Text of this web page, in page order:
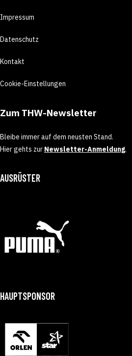
Impressum
Datenschutz
Kontakt
Cookie-Einstellungen
Zum THW-Newsletter
Bleibe immer auf dem neusten Stand.
Hier gehts zur Newsletter-Anmeldung.
AUSRÜSTER
HAUPTSPONSOR